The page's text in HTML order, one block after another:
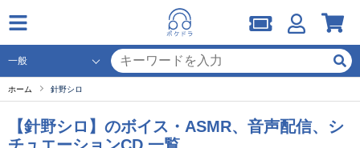
ホーム 針野シロ
【針野シロ】のボイス・ASMR、音声配信、シ